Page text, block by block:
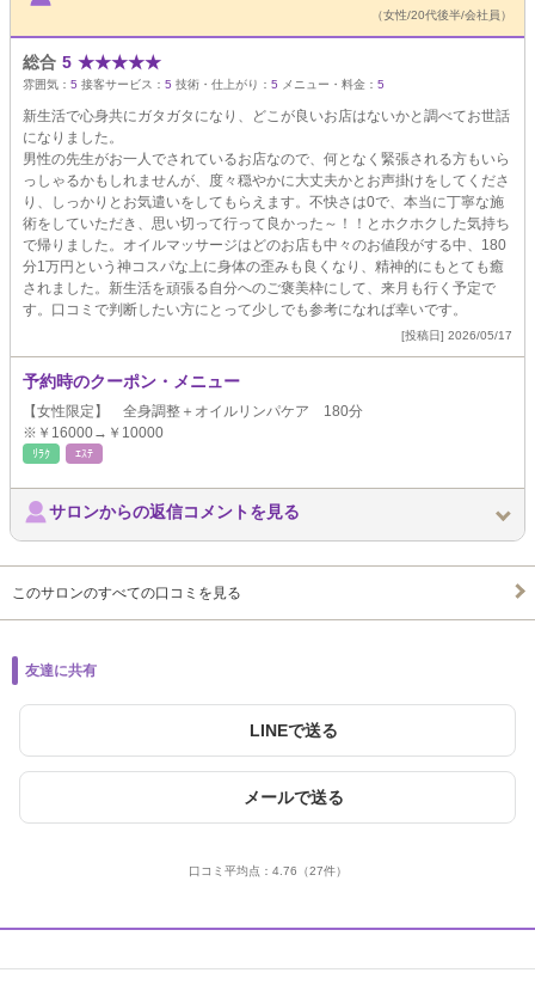
（女性/20代後半/会社員）
総合 5 ★★★★★
雰囲気： 5 接客サービス： 5 技術・仕上がり： 5 メニュー・料金： 5
新生活で心身共にガタガタになり、どこが良いお店はないかと調べてお世話
になりました。
男性の先生がお一人でされているお店なので、何となく緊張される方もいら
っしゃるかもしれませんが、度々穏やかに大丈夫かとお声掛けをしてくださ
り、しっかりとお気遣いをしてもらえます。不快さは0で、本当に丁寧な施
術をしていただき、思い切って行って良かった～！！とホクホクした気持ち
で帰りました。オイルマッサージはどのお店も中々のお値段がする中、180
分1万円という神コスパな上に身体の歪みも良くなり、精神的にもとても癒
されました。新生活を頑張る自分へのご褒美枠にして、来月も行く予定で
す。口コミで判断したい方にとって少しでも参考になれば幸いです。
[投稿日] 2026/05/17
予約時のクーポン・メニュー
【女性限定】 全身調整＋オイルリンパケア 180分
※￥16000→￥10000
ﾘﾗｸ ｴｽﾃ
サロンからの返信コメントを見る
このサロンのすべての口コミを見る
友達に共有
LINEで送る
メールで送る
口コミ平均点： 4.76 （27件）